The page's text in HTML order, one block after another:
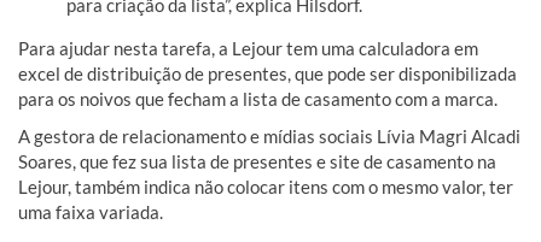
Para ajudar nesta tarefa, a Lejour tem uma calculadora em
excel de distribuição de presentes, que pode ser disponibilizada
para os noivos que fecham a lista de casamento com a marca.
A gestora de relacionamento e mídias sociais Lívia Magri Alcadi
Soares, que fez sua lista de presentes e site de casamento na
Lejour, também indica não colocar itens com o mesmo valor, ter
uma faixa variada.